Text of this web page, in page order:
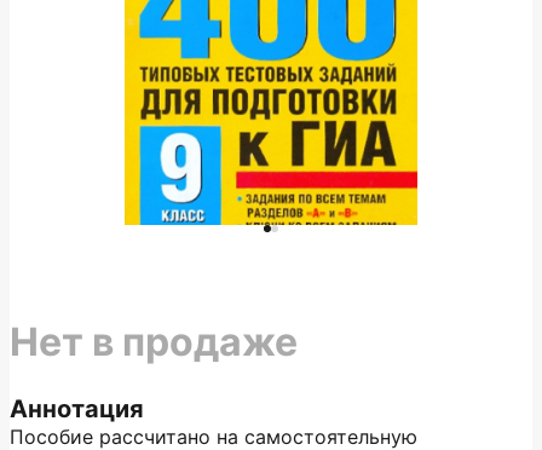
Аннотация
Пособие рассчитано на самостоятельную
Нет в продаже